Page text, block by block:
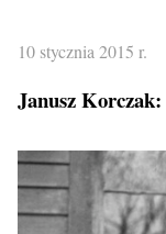
10 stycznia 2015 r.
Janusz Korczak: